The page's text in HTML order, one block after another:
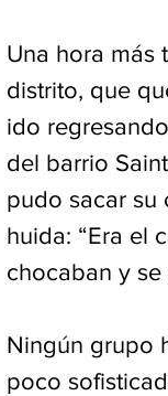
Una hora más
distrito, que
ido
del barrio
pudo sacar su
huida: “Era el
chocaban y se
Ningún grupo
poco